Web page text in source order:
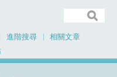
進階搜尋
相關文章